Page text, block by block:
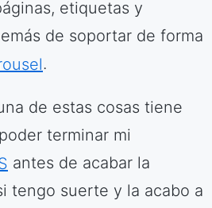
etiquetas y
de soportar de forma
.
de estas cosas tiene
terminar mi
antes de acabar la
tengo suerte y la acabo a